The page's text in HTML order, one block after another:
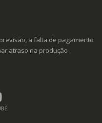
a falta de pagamento
atraso na produção